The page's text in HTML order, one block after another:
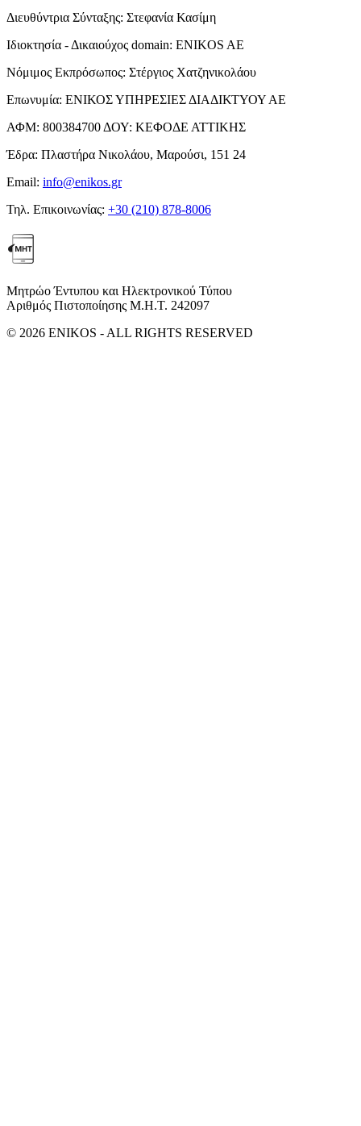
Διευθύντρια Σύνταξης: Στεφανία Κασίμη
Ιδιοκτησία - Δικαιούχος domain: ENIKOS AE
Νόμιμος Εκπρόσωπος: Στέργιος Χατζηνικολάου
Επωνυμία: ΕΝΙΚΟΣ ΥΠΗΡΕΣΙΕΣ ΔΙΑΔΙΚΤΥΟΥ ΑΕ
ΑΦΜ: 800384700 ΔΟΥ: ΚΕΦΟΔΕ ΑΤΤΙΚΗΣ
Έδρα: Πλαστήρα Νικολάου, Μαρούσι, 151 24
Email: info@enikos.gr
Τηλ. Επικοινωνίας: +30 (210) 878-8006
Μητρώο Έντυπου και Ηλεκτρονικού Τύπου
Αριθμός Πιστοποίησης Μ.Η.Τ. 242097
© 2026 ENIKOS - ALL RIGHTS RESERVED